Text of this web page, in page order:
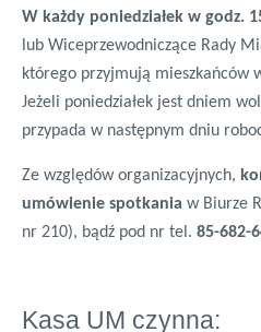
W każdy poniedziałek w godz.
lub Wiceprzewodniczące Rady
którego przyjmują mieszkańców
Jeżeli poniedziałek jest dniem
przypada w następnym dniu
Ze względów organizacyjnych,
umówienie spotkania w Biurze
nr 210), bądź pod nr tel. 85-682-
Kasa UM czynna: